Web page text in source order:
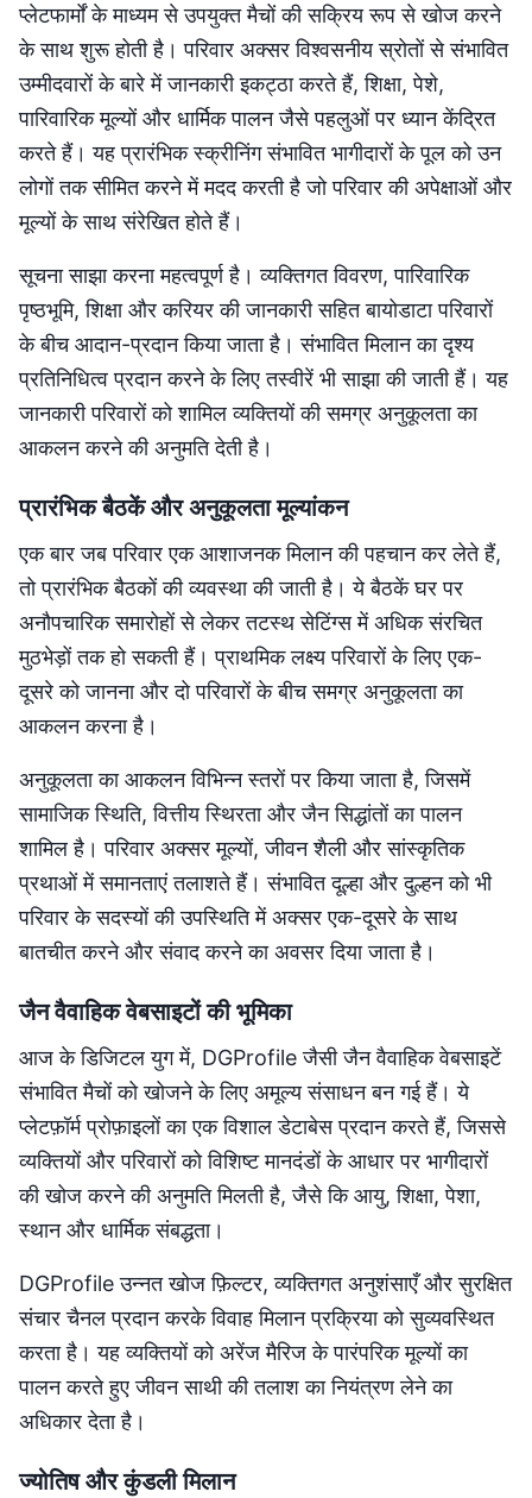
प्लेटफार्मों के माध्यम से उपयुक्त मैचों की सक्रिय रूप से खोज करने
के साथ शुरू होती है। परिवार अक्सर विश्वसनीय स्रोतों से संभावित
उम्मीदवारों के बारे में जानकारी इकट्ठा करते हैं, शिक्षा, पेशे,
पारिवारिक मूल्यों और धार्मिक पालन जैसे पहलुओं पर ध्यान केंद्रित
करते हैं। यह प्रारंभिक स्क्रीनिंग संभावित भागीदारों के पूल को उन
लोगों तक सीमित करने में मदद करती है जो परिवार की अपेक्षाओं और
मूल्यों के साथ संरेखित होते हैं।
सूचना साझा करना महत्वपूर्ण है। व्यक्तिगत विवरण, पारिवारिक
पृष्ठभूमि, शिक्षा और करियर की जानकारी सहित बायोडाटा परिवारों
के बीच आदान-प्रदान किया जाता है। संभावित मिलान का दृश्य
प्रतिनिधित्व प्रदान करने के लिए तस्वीरें भी साझा की जाती हैं। यह
जानकारी परिवारों को शामिल व्यक्तियों की समग्र अनुकूलता का
आकलन करने की अनुमति देती है।
प्रारंभिक बैठकें और अनुकूलता मूल्यांकन
एक बार जब परिवार एक आशाजनक मिलान की पहचान कर लेते हैं,
तो प्रारंभिक बैठकों की व्यवस्था की जाती है। ये बैठकें घर पर
अनौपचारिक समारोहों से लेकर तटस्थ सेटिंग्स में अधिक संरचित
मुठभेड़ों तक हो सकती हैं। प्राथमिक लक्ष्य परिवारों के लिए एक-
दूसरे को जानना और दो परिवारों के बीच समग्र अनुकूलता का
आकलन करना है।
अनुकूलता का आकलन विभिन्न स्तरों पर किया जाता है, जिसमें
सामाजिक स्थिति, वित्तीय स्थिरता और जैन सिद्धांतों का पालन
शामिल है। परिवार अक्सर मूल्यों, जीवन शैली और सांस्कृतिक
प्रथाओं में समानताएं तलाशते हैं। संभावित दूल्हा और दुल्हन को भी
परिवार के सदस्यों की उपस्थिति में अक्सर एक-दूसरे के साथ
बातचीत करने और संवाद करने का अवसर दिया जाता है।
जैन वैवाहिक वेबसाइटों की भूमिका
आज के डिजिटल युग में, DGProfile जैसी जैन वैवाहिक वेबसाइटें
संभावित मैचों को खोजने के लिए अमूल्य संसाधन बन गई हैं। ये
प्लेटफ़ॉर्म प्रोफ़ाइलों का एक विशाल डेटाबेस प्रदान करते हैं, जिससे
व्यक्तियों और परिवारों को विशिष्ट मानदंडों के आधार पर भागीदारों
की खोज करने की अनुमति मिलती है, जैसे कि आयु, शिक्षा, पेशा,
स्थान और धार्मिक संबद्धता।
DGProfile उन्नत खोज फ़िल्टर, व्यक्तिगत अनुशंसाएँ और सुरक्षित
संचार चैनल प्रदान करके विवाह मिलान प्रक्रिया को सुव्यवस्थित
करता है। यह व्यक्तियों को अरेंज मैरिज के पारंपरिक मूल्यों का
पालन करते हुए जीवन साथी की तलाश का नियंत्रण लेने का
अधिकार देता है।
ज्योतिष और कुंडली मिलान